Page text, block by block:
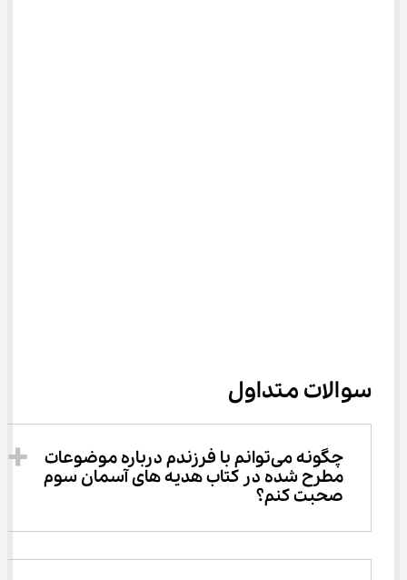
سوالات متداول
چگونه می‌توانم با فرزندم درباره موضوعات
مطرح‌ شده در کتاب هدیه های آسمان سوم
صحبت کنم؟